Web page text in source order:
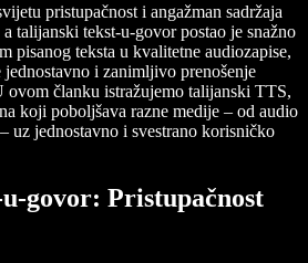
pristupačnost i angažman sadržaja
talijanski tekst-u-govor postao je snažno
pisanog teksta u kvalitetne audiozapise,
jednostavno i zanimljivo prenošenje
ovom članku istražujemo talijanski TTS,
koji poboljšava razne medije – od audio
uz jednostavno i svestrano korisničko
govor: Pristupačnost